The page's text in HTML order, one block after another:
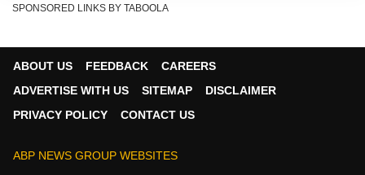
थाइलैंड में लॉन्च हो चुकी है नई Land Cruiser FJ
SPONSORED LINKS BY TABOOLA
ABOUT US FEEDBACK
CAREERS
ADVERTISE WITH US
SITEMAP
DISCLAIMER
PRIVACY POLICY
CONTACT US
ABP NEWS GROUP WEBSITES